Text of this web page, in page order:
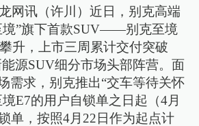
网讯（许川）近日，别克高端
境”旗下首款SUV——别克至境
升，上市三周累计交付突破
源SUV细分市场头部阵营。面
需求，别克推出“交车等待关怀
E7的用户自锁单之日起（4月
单，按照4月22日作为起点计